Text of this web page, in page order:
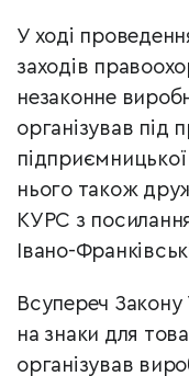
У ході
заходів
незаконне
організував під
підприємницької
нього також
КУРС з
Івано-
Всупереч
на знаки для
організував